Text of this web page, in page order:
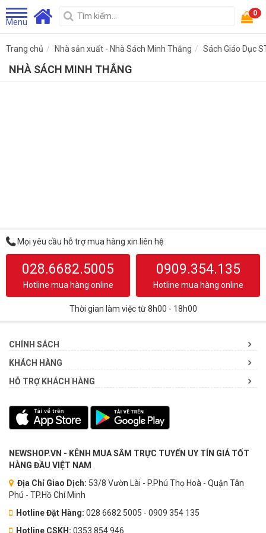
Menu
0
Trang chủ Nhà sản xuất - Nhà Sách Minh Thắng Sách Giáo Dục
NHÀ SÁCH MINH THẮNG
Mọi yêu cầu hỗ trợ mua hàng xin liên hệ
028.6682.5005
Hotline mua hàng online
0909.354.135
Hotline mua hàng online
Thời gian làm việc từ 8h00 - 18h00
CHÍNH SÁCH
KHÁCH HÀNG
HỖ TRỢ KHÁCH HÀNG
NEWSHOP.VN - KÊNH MUA SẮM TRỰC TUYẾN UY TÍN GIÁ TỐT
HÀNG ĐẦU VIỆT NAM
Địa Chỉ Giao Dịch: 53/8 Vườn Lài - P.Phú Thọ Hoà - Quận Tân
Phú - TP.Hồ Chí Minh
Hotline Đặt Hàng: 028 6682 5005 - 0909 354 135
Hotline CSKH: 0353.854.946